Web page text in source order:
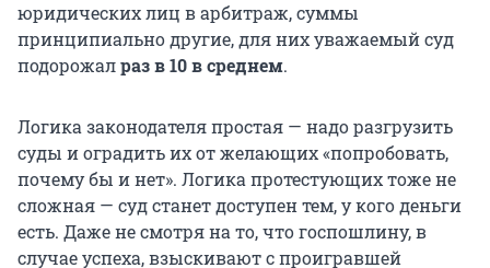
юридических лиц в арбитраж, суммы
принципиально другие, для них уважаемый суд
подорожалраз в 10 в среднем.
Логика законодателя простая — надо разгрузить
суды и оградить их от желающих «попробовать,
почему бы и нет». Логика протестующих тоже не
сложная — суд станет доступен тем, у кого деньги
есть. Даже не смотря на то, что госпошлину, в
случае успеха, взыскивают с проигравшей